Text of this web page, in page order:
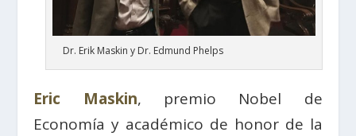
Dr. Erik Maskin y Dr. Edmund Phelps
Eric Maskin, premio Nobel de
Economía y académico de honor de la